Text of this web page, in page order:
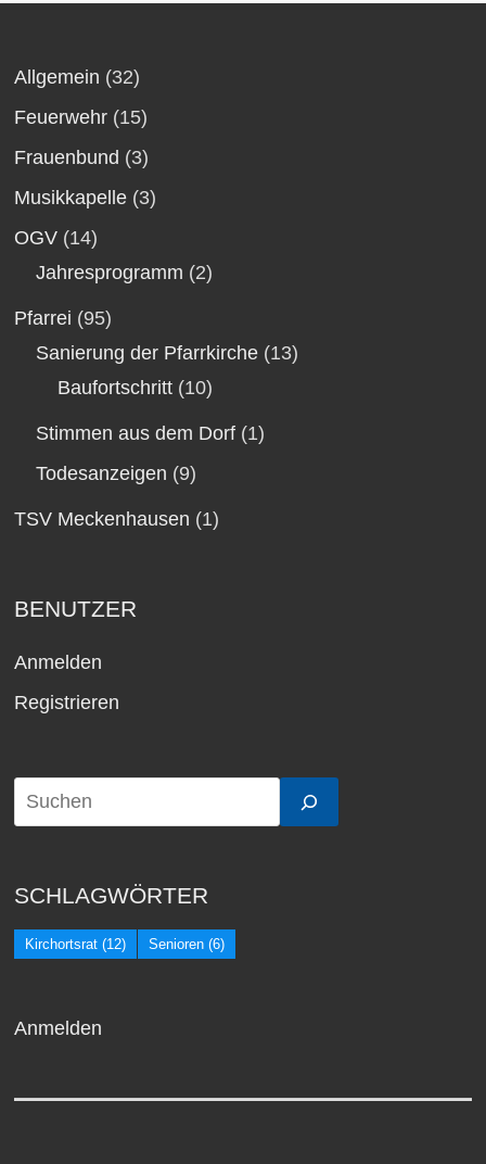
Allgemein (32)
Feuerwehr (15)
Frauenbund (3)
Musikkapelle (3)
OGV (14)
Jahresprogramm (2)
Pfarrei (95)
Sanierung der Pfarrkirche (13)
Baufortschritt (10)
Stimmen aus dem Dorf (1)
Todesanzeigen (9)
TSV Meckenhausen (1)
BENUTZER
Anmelden
Registrieren
SCHLAGWÖRTER
Kirchortsrat (12) Senioren (6)
Anmelden